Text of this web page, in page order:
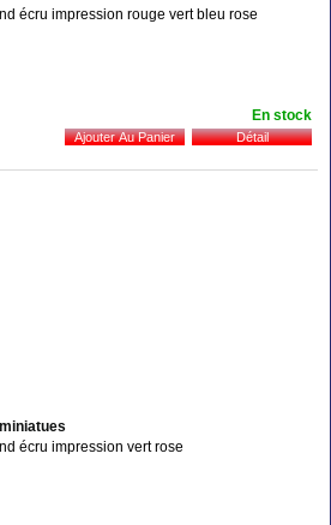
écru impression rouge vert bleu rose
En stock
écru impression vert rose